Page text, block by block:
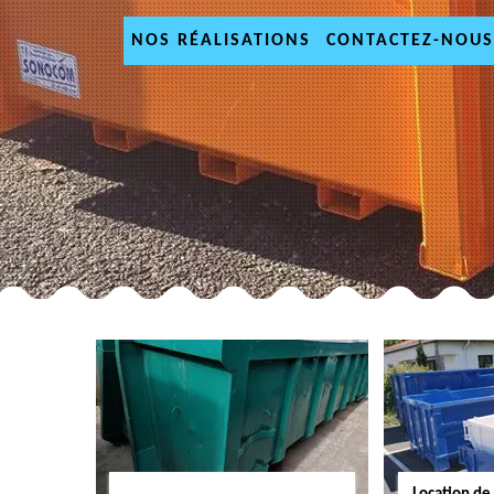
NOS RÉALISATIONS CONTACTEZ-